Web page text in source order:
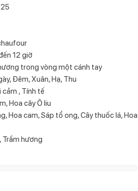
12 giờ
trong vòng một cánh tay
Đêm, Xuân, Hạ, Thu
cảm , Tính tế
Hoa cây Ô liu
Hoa cam, Sáp tổ ong, Cây thuốc lá, Hoa
hương